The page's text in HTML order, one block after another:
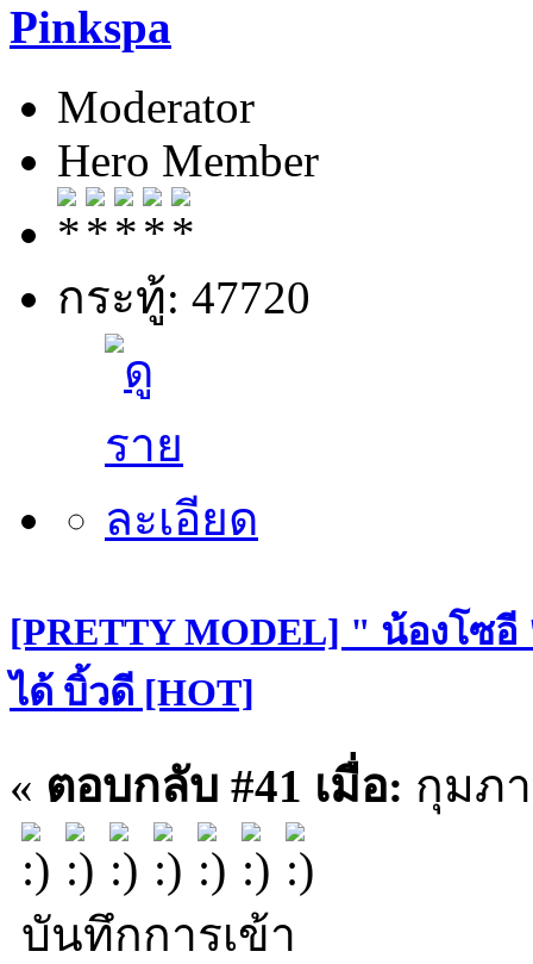
Pinkspa
Moderator
Hero Member
กระทู้: 47720
[PRETTY MODEL] " น้องโซ
ได้ บิ้วดี [HOT]
« ตอบกลับ #41 เมื่อ: กุมภา
บันทึกการเข้า